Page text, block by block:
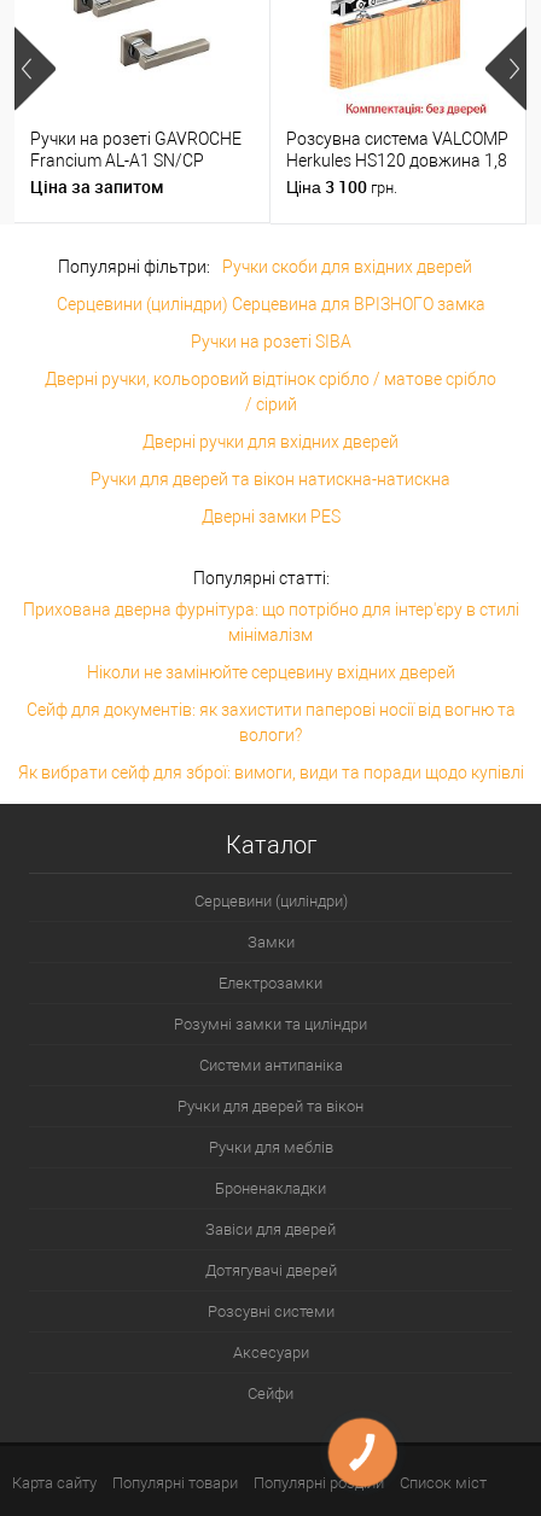
Ручки на розеті GAVROCHE
Francium AL-A1 SN/CP
нікель/хром
Ціна за запитом
Розсувна система VALCOMP
Herkules HS120 довжина 1,8
м на 1 полотно вагою до
Ціна 3 100 грн.
Популярні фільтри:
Ручки скоби для вхідних дверей
Серцевини (циліндри) Серцевина для ВРІЗНОГО замка
Ручки на розеті SIBA
Дверні ручки, кольоровий відтінок срібло / матове срібло
/ сірий
Дверні ручки для вхідних дверей
Ручки для дверей та вікон натискна-натискна
Дверні замки PES
Популярні статті:
Прихована дверна фурнітура: що потрібно для інтер'єру в стилі
мінімалізм
Ніколи не замінюйте серцевину вхідних дверей
Сейф для документів: як захистити паперові носії від вогню та
вологи?
Як вибрати сейф для зброї: вимоги, види та поради щодо купівлі
Каталог
Серцевини (циліндри)
Замки
Електрозамки
Розумні замки та циліндри
Системи антипаніка
Ручки для дверей та вікон
Ручки для меблів
Броненакладки
Завіси для дверей
Дотягувачі дверей
Розсувні системи
Аксесуари
Сейфи
Карта сайту Популярні товари Популярні розділи Список міст